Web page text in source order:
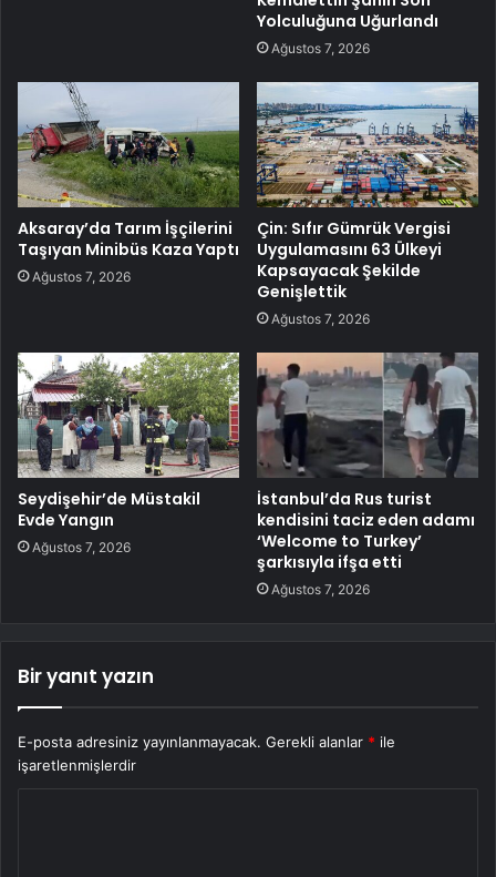
Yolculuğuna Uğurlandı
Ağustos 7, 2026
Aksaray’da Tarım İşçilerini
Taşıyan Minibüs Kaza Yaptı
Ağustos 7, 2026
Çin: Sıfır Gümrük Vergisi
Uygulamasını 63 Ülkeyi
Kapsayacak Şekilde
Genişlettik
Ağustos 7, 2026
Seydişehir’de Müstakil
Evde Yangın
Ağustos 7, 2026
İstanbul’da Rus turist
kendisini taciz eden adamı
‘Welcome to Turkey’
şarkısıyla ifşa etti
Ağustos 7, 2026
Bir yanıt yazın
E-posta adresiniz yayınlanmayacak. Gerekli alanlar * ile
işaretlenmişlerdir